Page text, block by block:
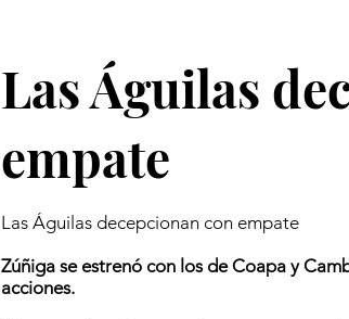
Las Águilas
empate
Las Águilas decepcionan con empate
Zúñiga se estrenó con los de Coapa y
acciones.